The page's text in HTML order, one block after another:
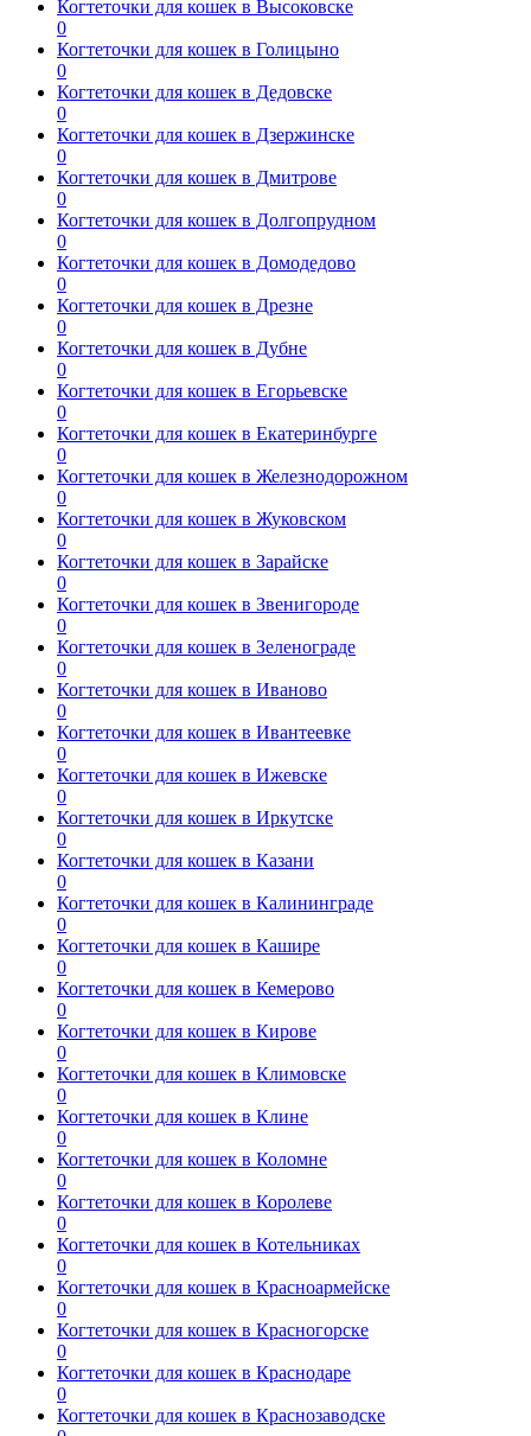
Когтеточки для кошек в Высоковске
0
Когтеточки для кошек в Голицыно
0
Когтеточки для кошек в Дедовске
0
Когтеточки для кошек в Дзержинске
0
Когтеточки для кошек в Дмитрове
0
Когтеточки для кошек в Долгопрудном
0
Когтеточки для кошек в Домодедово
0
Когтеточки для кошек в Дрезне
0
Когтеточки для кошек в Дубне
0
Когтеточки для кошек в Егорьевске
0
Когтеточки для кошек в Екатеринбурге
0
Когтеточки для кошек в Железнодорожном
0
Когтеточки для кошек в Жуковском
0
Когтеточки для кошек в Зарайске
0
Когтеточки для кошек в Звенигороде
0
Когтеточки для кошек в Зеленограде
0
Когтеточки для кошек в Иваново
0
Когтеточки для кошек в Ивантеевке
0
Когтеточки для кошек в Ижевске
0
Когтеточки для кошек в Иркутске
0
Когтеточки для кошек в Казани
0
Когтеточки для кошек в Калининграде
0
Когтеточки для кошек в Кашире
0
Когтеточки для кошек в Кемерово
0
Когтеточки для кошек в Кирове
0
Когтеточки для кошек в Климовске
0
Когтеточки для кошек в Клине
0
Когтеточки для кошек в Коломне
0
Когтеточки для кошек в Королеве
0
Когтеточки для кошек в Котельниках
0
Когтеточки для кошек в Красноармейске
0
Когтеточки для кошек в Красногорске
0
Когтеточки для кошек в Краснодаре
0
Когтеточки для кошек в Краснозаводске